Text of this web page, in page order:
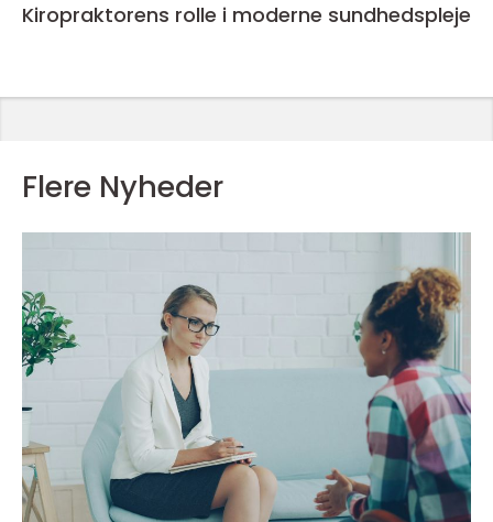
Kiropraktorens rolle i moderne sundhedspleje
Flere Nyheder